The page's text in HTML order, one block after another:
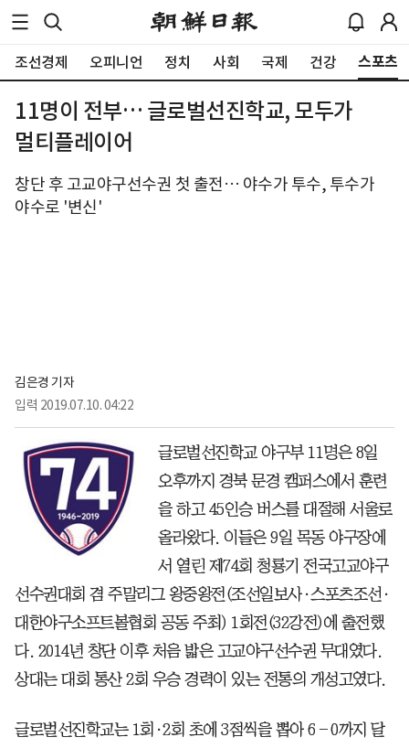
조선경제 오피니언 정치 사회 국제 건강 스포츠
11명이 전부… 글로벌선진학교, 모두가
멀티플레이어
창단 후 고교야구선수권 첫 출전… 야수가 투수, 투수가
야수로 '변신'
김은경 기자
입력 2019.07.10. 04:22
글로벌선진학교 야구부 11명은 8일
오후까지 경북 문경 캠퍼스에서 훈련
을 하고 45인승 버스를 대절해 서울로
올라왔다. 이들은 9일 목동 야구장에
서 열린 제74회 청룡기 전국고교야구
선수권대회 겸 주말리그 왕중왕전(조선일보사·스포츠조선·
대한야구소프트볼협회 공동 주최) 1회전(32강전)에 출전했
다. 2014년 창단 이후 처음 밟은 고교야구선수권 무대였다.
상대는 대회 통산 2회 우승 경력이 있는 전통의 개성고였다.
글로벌선진학교는 1회·2회 초에 3점씩을 뽑아 6―0까지 달